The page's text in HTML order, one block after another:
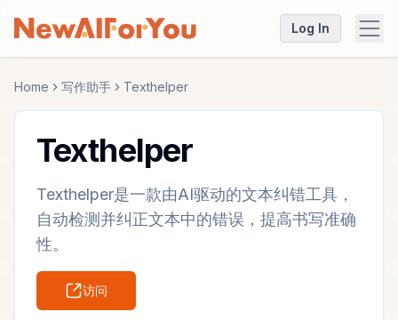
Log In
Home 写作助手 Texthelper
Texthelper
Texthelper是一款由AI驱动的文本纠错工具，
自动检测并纠正文本中的错误，提高书写准确
性。
访问